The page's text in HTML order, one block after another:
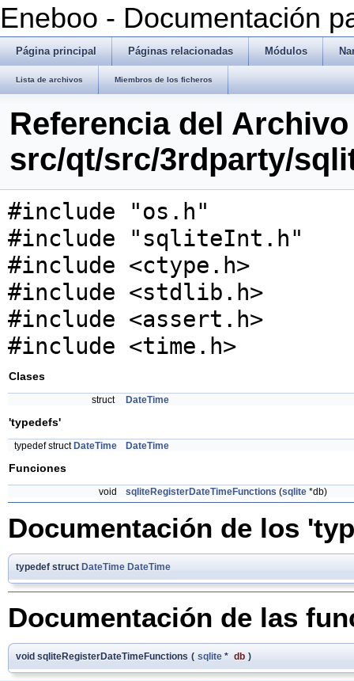
Eneboo - Documentación
Página principal Páginas relacionadas Módulos
Lista de archivos Miembros de los ficheros
Referencia del Archivo
src/qt/src/3rdparty/
#include "os.h"
#include "sqliteInt.h"
#include <ctype.h>
#include <stdlib.h>
#include <assert.h>
#include <time.h>
Clases
struct DateTime
'typedefs'
typedef struct DateTime DateTime
Funciones
void sqliteRegisterDateTimeFunctions (sqlite *db)
Documentación de los
typedef struct DateTime DateTime
Documentación de las
void sqliteRegisterDateTimeFunctions ( sqlite * db )